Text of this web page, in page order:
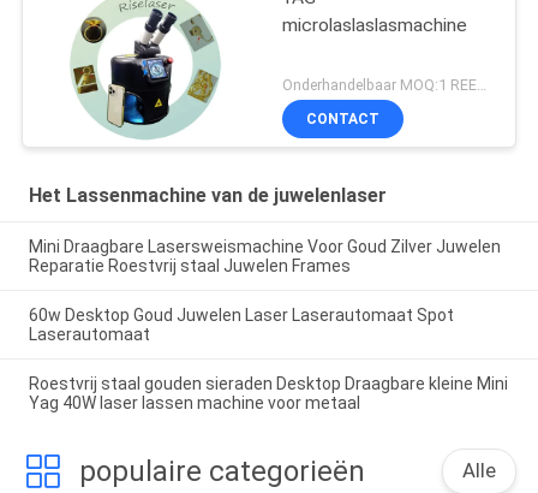
microlaslaslasmachine
Onderhandelbaar MOQ:1 REEKS
CONTACT
Het Lassenmachine van de juwelenlaser
Mini Draagbare Lasersweismachine Voor Goud Zilver Juwelen
Reparatie Roestvrij staal Juwelen Frames
60w Desktop Goud Juwelen Laser Laserautomaat Spot
Laserautomaat
Roestvrij staal gouden sieraden Desktop Draagbare kleine Mini
Yag 40W laser lassen machine voor metaal
populaire categorieën Alle